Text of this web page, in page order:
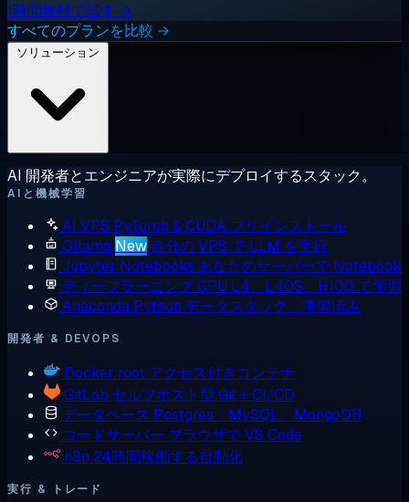
1時間無料で試す →
すべてのプランを比較 →
AI 開発者とエンジニアが実際にデプロイするスタック。
AIと機械学習
AI VPS PyTorch & CUDA プリインストール
Ollama New 自分の VPS で LLM を実行
Jupyter Notebooks あなたのサーバーで Notebook
ディープラーニング GPU L4、L40S、H100 で学習
Anaconda Python データスタック、準備済み
開発者 & DEVOPS
Docker root アクセス付きコンテナ
GitLab セルフホスト型 Git + CI/CD
データベース Postgres、MySQL、MongoDB
コードサーバー ブラウザで VS Code
n8n 24時間稼働する自動化
実行 & トレード